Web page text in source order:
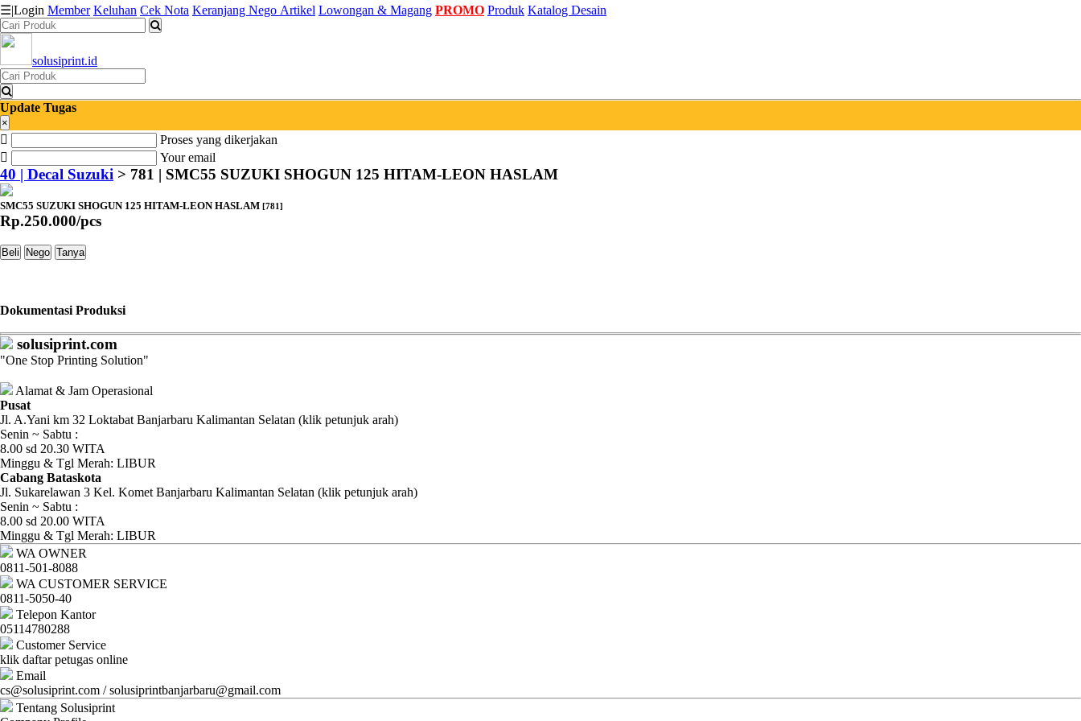
Katalog
Produk
Transaksi
Tagihan
Berjalan
Pendapatan
Fee
Ganti
Password
Logout
☰|Login Member Keluhan Cek Nota Keranjang Nego Artikel Lowongan & Magang PROMO Produk Katalog Desain
solusiprint.id
Update Tugas
×
Proses yang dikerjakan
Your email
40 | Decal Suzuki > 781 | SMC55 SUZUKI SHOGUN 125 HITAM-LEON HASLAM
SMC55 SUZUKI SHOGUN 125 HITAM-LEON HASLAM [781]
Rp.250.000/pcs
Beli Nego Tanya
Dokumentasi Produksi
solusiprint.com
"One Stop Printing Solution"
Alamat & Jam Operasional
Pusat
Jl. A.Yani km 32 Loktabat Banjarbaru Kalimantan Selatan (klik petunjuk arah)
Senin ~ Sabtu :
8.00 sd 20.30 WITA
Minggu & Tgl Merah: LIBUR
Cabang Bataskota
Jl. Sukarelawan 3 Kel. Komet Banjarbaru Kalimantan Selatan (klik petunjuk arah)
Senin ~ Sabtu :
8.00 sd 20.00 WITA
Minggu & Tgl Merah: LIBUR
WA OWNER
0811-501-8088
WA CUSTOMER SERVICE
0811-5050-40
Telepon Kantor
05114780288
Customer Service
klik daftar petugas online
Email
cs@solusiprint.com / solusiprintbanjarbaru@gmail.com
Tentang Solusiprint